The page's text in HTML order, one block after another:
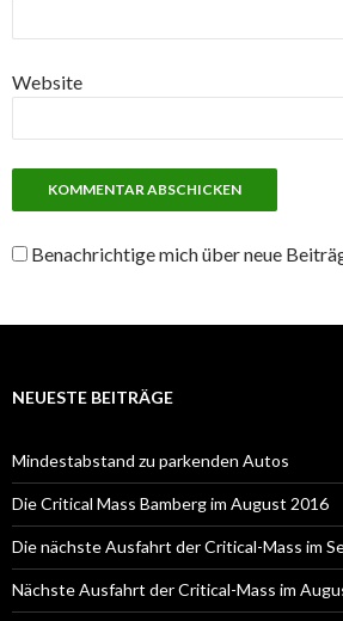
Website
Benachrichtige mich über neue
NEUESTE BEITRÄGE
Mindestabstand zu parkenden Autos
Die Critical Mass Bamberg im August 2016
Die nächste Ausfahrt der Critical-Mass im
Nächste Ausfahrt der Critical-Mass im